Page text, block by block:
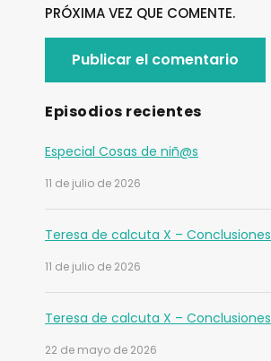
PRÓXIMA VEZ QUE COMENTE.
Episodios recientes
Especial Cosas de niñ@s
11 de julio de 2026
Teresa de calcuta X – Conclusiones
11 de julio de 2026
Teresa de calcuta X – Conclusiones
22 de mayo de 2026